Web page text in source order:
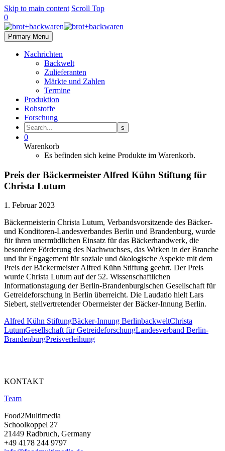
Skip to main content Scroll Top
0
Primary Menu
Nachrichten
Backwelt
Zulieferanten
Märkte und Zahlen
Termine
Produktion
Rohstoffe
Forschung
0
Warenkorb
Es befinden sich keine Produkte im Warenkorb.
Preis der Bäckermeister Alfred Kühn Stiftung für
Christa Lutum
1. Februar 2023
Bäckermeisterin Christa Lutum, Verbandsvorsitzende des Bäcker-
und Konditoren-Landesverbandes Berlin und Brandenburg, wurde
für ihren unermüdlichen Einsatz für das Bäckerhandwerk, die
besondere Förderung des Nachwuchses, das Wirken in der Branche
und ihr Engagement für soziale und ökologische Aspekte mit dem
Preis der Bäckermeister Alfred Kühn Stiftung geehrt. Der Preis
wurde Christa Lutum auf der 52. Wissenschaftlichen
Informationstagung der Berlin-Brandenburgischen Gesellschaft für
Getreideforschung in Berlin überreicht. Die Laudatio hielt Lars
Siebert, stellvertretender Obermeister der Bäcker-Innung Berlin.
Alfred Kühn StiftungBäcker-Innung BerlinbackweltChrista
LutumGesellschaft für GetreideforschungLandesverband Berlin-
BrandenburgPreisverleihung
KONTAKT
Team
Food2Multimedia
Schoolkoppel 27
21449 Radbruch, Germany
+49 4178 244 9797